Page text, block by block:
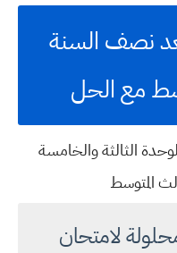
نصف السنة
مع الحل
الثالثة والخامسة
المتوسط
لامتحان